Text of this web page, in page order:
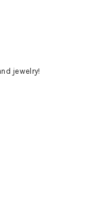
jewelry!